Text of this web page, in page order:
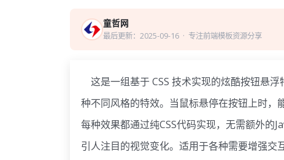
童哲网
最后更新：2025-09-16· 专注前端模板资源分享
这是一组基于 CSS 技术实现的炫酷按钮悬浮
种不同风格的特效。当鼠标悬停在按钮上时，
每种效果都通过纯CSS代码实现，无需额外的
引人注目的视觉变化。适用于各种需要增强